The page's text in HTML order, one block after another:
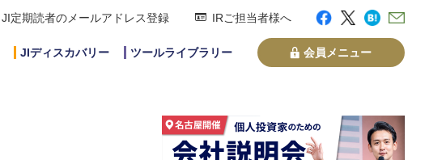
JI定期読者のメールアドレス登録 IRご担当者様へ
JIディスカバリー ツールライブラリー 会員メニュー